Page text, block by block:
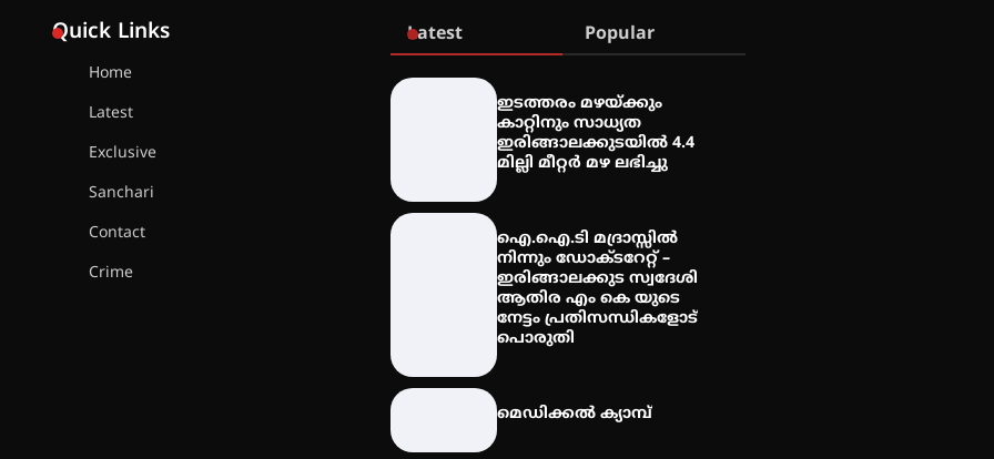
Quick Links
Home
Latest
Exclusive
Sanchari
Contact
Crime
Latest Popular
ഇടത്തരം മഴയ്ക്കും
കാറ്റിനും സാധ്യത
ഇരിങ്ങാലക്കുടയിൽ 4.4
മില്ലി മീറ്റർ മഴ ലഭിച്ചു
ഐ.ഐ.ടി മദ്രാസ്സിൽ
നിന്നും ഡോക്ടറേറ്റ് –
ഇരിങ്ങാലക്കുട സ്വദേശി
ആതിര എം കെ യുടെ
നേട്ടം പ്രതിസന്ധികളോട്
പൊരുതി
മെഡിക്കൽ ക്യാമ്പ്